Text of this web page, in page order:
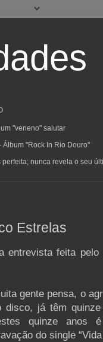
"veneno" salutar
Álbum "Rock In Rio Douro"
nunca revela o seu
Estrelas
entrevista feita
gente pensa, o
disco, já têm
quinze anos
do single